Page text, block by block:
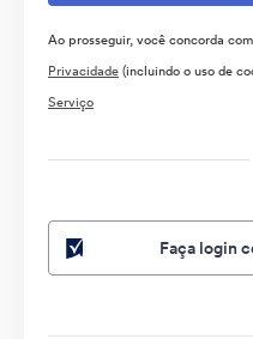
Ao prosseguir, você concorda
Privacidade(incluindo o uso de
Serviço
Faça login